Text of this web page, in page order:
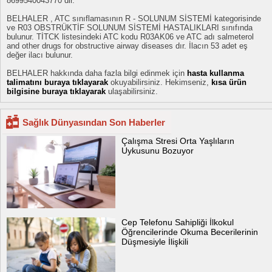
BELHALER , ATC sınıflamasının R - SOLUNUM SİSTEMİ kategorisinde
ve R03 OBSTRÜKTİF SOLUNUM SİSTEMİ HASTALIKLARI sınıfında
bulunur. TİTCK listesindeki ATC kodu R03AK06 ve ATC adı salmeterol
and other drugs for obstructive airway diseases dır. İlacın 53 adet eş
değer ilacı bulunur.
BELHALER hakkında daha fazla bilgi edinmek için hasta kullanma
talimatını buraya tıklayarak okuyabilirsiniz. Hekimseniz,
kısa ürün
bilgisine buraya tıklayarak ulaşabilirsiniz.
Sağlık Dünyasından Son Haberler
Çalışma Stresi Orta Yaşlıların
Uykusunu Bozuyor
Cep Telefonu Sahipliği İlkokul
Öğrencilerinde Okuma Becerilerinin
Düşmesiyle İlişkili